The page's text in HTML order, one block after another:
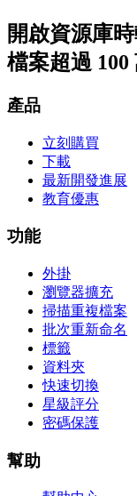
開啟資源庫
檔案超過 100
產品
立刻購買
下載
最新開發進展
教育優惠
功能
外掛
瀏覽器擴充
掃描重複檔案
批次重新命名
標籤
資料夾
快速切換
星級評分
密碼保護
幫助